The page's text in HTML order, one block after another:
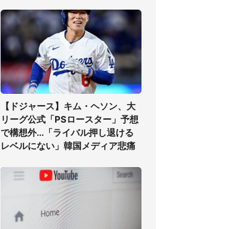
【ドジャース】キム・ヘソン、大
リーグ公式「PSロースター」予想
で構想外...「ライバル押し退ける
レベルにない」韓国メディア悲痛